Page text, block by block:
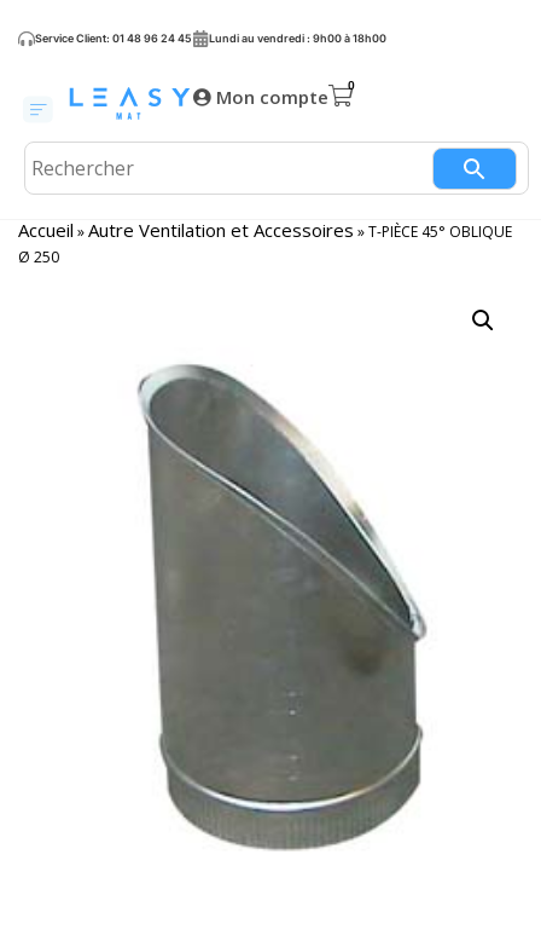
Service Client: 01 48 96 24 45 Lundi au vendredi : 9h00 à 18h00
Mon compte
Accueil »Autre Ventilation et Accessoires »T-PIÈCE 45° OBLIQUE
Ø 250